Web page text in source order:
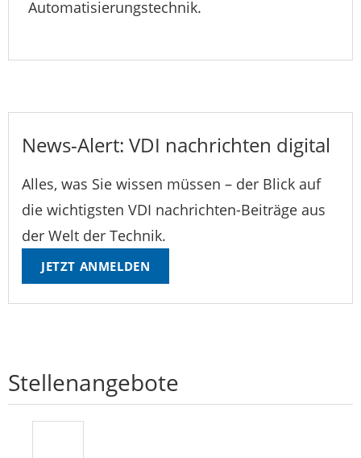
Automatisierungstechnik.
News-Alert: VDI nachrichten digital
Alles, was Sie wissen müssen – der Blick auf
die wichtigsten VDI nachrichten-Beiträge aus
der Welt der Technik.
JETZT ANMELDEN
Stellenangebote